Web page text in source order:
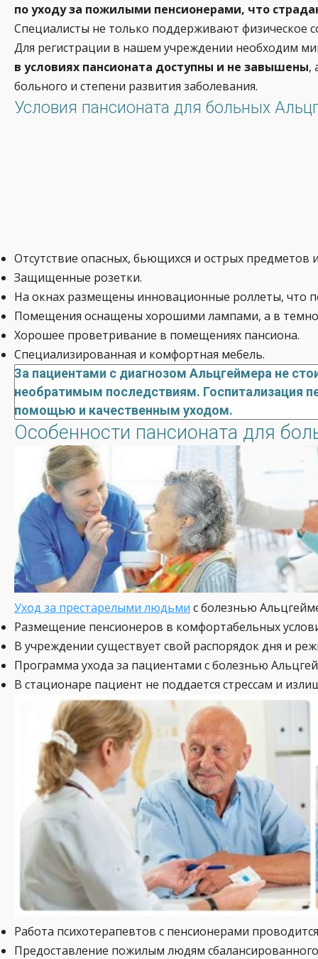
по уходу за пожилыми пенсионерами, что
Специалисты не только поддерживают физическое
Для регистрации в нашем учреждении необходим
в условиях пансионата доступны и не завышены,
больного и степени развития заболевания.
Условия пансионата для больных
Отсутствие опасных, бьющихся и острых предметов
Защищенные розетки.
На окнах размещены инновационные роллеты, что
Помещения оснащены хорошими лампами, а в
Хорошее проветривание в помещениях пансиона.
Специализированная и комфортная мебель.
За пациентами с диагнозом Альцгеймера не
необратимым последствиям. Госпитализация
помощью и качественным уходом.
Особенности пансионата для
Уход за престарелыми людьми с болезнью
Размещение пенсионеров в комфортабельных
В учреждении существует свой распорядок дня и
Программа ухода за пациентами с болезнью
В стационаре пациент не поддается стрессам и
Работа психотерапевтов с пенсионерами
Предоставление пожилым людям